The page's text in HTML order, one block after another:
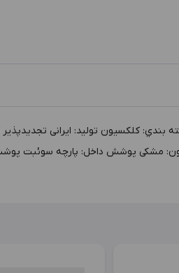
بيرون: 28.8 عرض بيرون: 36.6 ارتفاع بيرون: 10.5 رنگ داخل: مشکی رنگ بيرون: